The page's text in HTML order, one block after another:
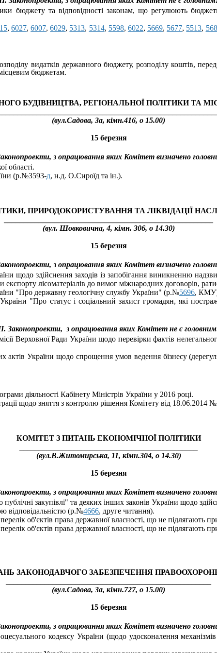
бюджету та відповідності законам, що регулюють
, 6027,6007,6029, 5313, 5314, 5598, 6022, 5669, 5677, 5513,
видатків державного бюджету, розподілу коштів,
бюджетам.
БУДІВНИЦТВА, РЕГІОНАЛЬНОЇ ПОЛІТИКИ ТА
(вул.Садова, 3а, кімн.416, о 15.00)
15 березня
з опрацювання яких Комітет визначено
області.
(р.№3593-д, н.д. О.Сироїд та ін.).
ПРИРОДОКОРИСТУВАННЯ ТА ЛІКВІДАЦІЇ
(вул. Шовковична, 4, кімн. 306, о 14.30)
15 березня
з опрацювання яких Комітет визначено
щодо здійснення заходів із запобігання виникненню
експорту лісоматеріалів до вимог міжнародних договорів,
"Про державну геологічну службу України" (р.№5696,
"Про статус і соціальний захист громадян, які
Законопроекти, з опрацювання яких Комітет не є
Верховної Ради України щодо перевірки фактів
актів України щодо спрощення умов ведення бізнесу
діяльності Кабінету Міністрів України у 2016 році.
щодо зняття з контролю рішення Комітету від 18.06.2014
КОМІТЕТ З ПИТАНЬ ЕКОНОМІЧНОЇ ПОЛІТИКИ
(вул.В.Житомирська, 11, кімн.304, о 14.30)
15 березня
з опрацювання яких Комітет визначено
закупівлі" та деяких інших законів України щодо
відповідальністю (р.№4666, друге читання).
об'єктів права державної власності, що не підлягають
об'єктів права державної власності, що не підлягають
ЗАКОНОДАВЧОГО ЗАБЕЗПЕЧЕННЯ
(вул.Садова, 3а, кімн.727, о 15.00)
15 березня
з опрацювання яких Комітет визначено
кодексу України (щодо удосконалення